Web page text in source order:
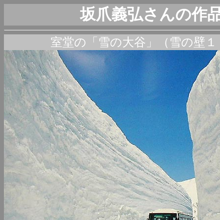
坂爪義弘さんの作
室堂の「雪の大谷」（雪の壁１